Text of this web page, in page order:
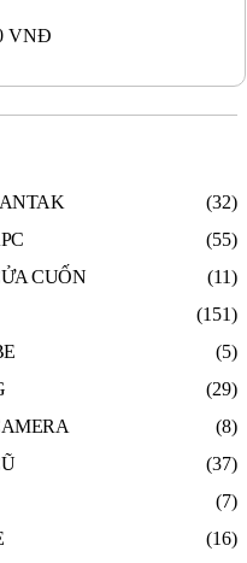
VNĐ
(32)
(55)
CUỐN
(11)
(151)
(5)
(29)
(8)
(37)
(7)
(16)